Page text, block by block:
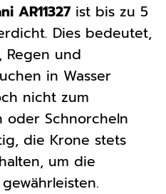
AR11327 ist bis zu 5
Dies bedeutet,
Regen und
in Wasser
nicht zum
oder Schnorcheln
die Krone stets
um die